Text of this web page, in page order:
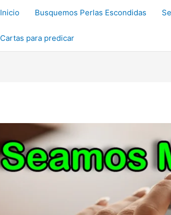
Inicio Busquemos Perlas Escondidas
Cartas para predicar